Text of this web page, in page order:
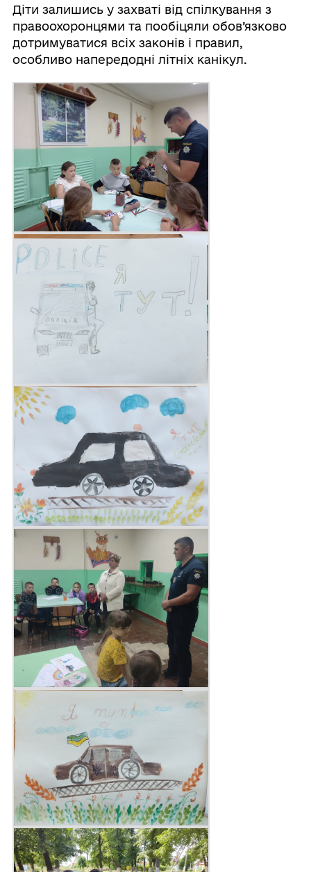
Діти залишись у захваті від спілкування з
правоохоронцями та пообіцяли обов’язково
дотримуватися всіх законів і правил,
особливо напередодні літніх канікул.